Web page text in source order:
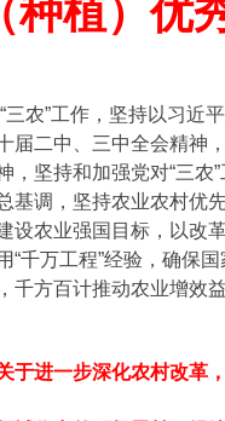
种植）优
三农”工作，坚持以习近
届二中、三中全会精神
，坚持和加强党对“三
基调，坚持农业农村优
设农业强国目标，以改
“千万工程”经验，确保
千方百计推动农业增效
于进一步深化农村改革